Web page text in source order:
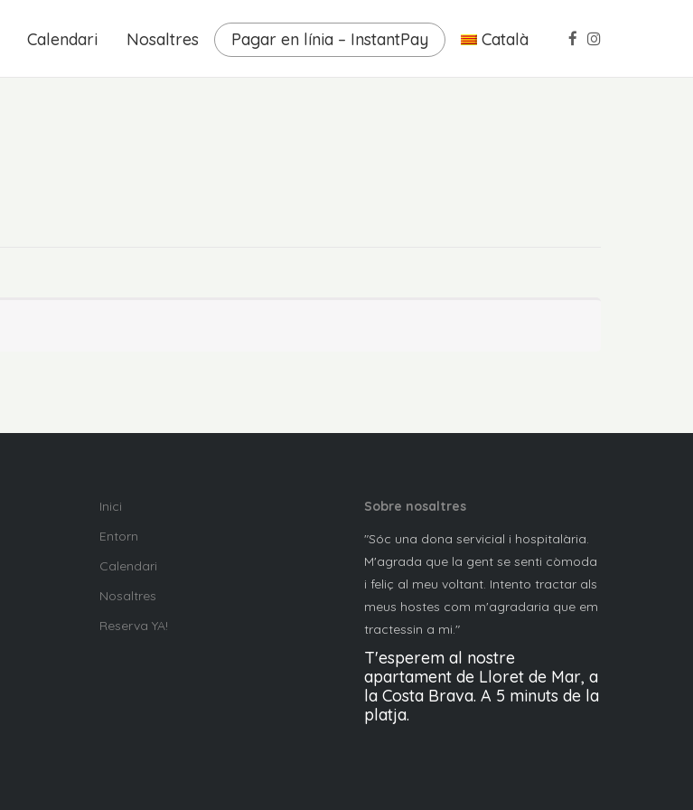
Calendari Nosaltres Pagar en línia – InstantPay Català
Inici
Entorn
Calendari
Nosaltres
Reserva YA!
Sobre nosaltres
"Sóc una dona servicial i hospitalària.
M'agrada que la gent se senti còmoda
i feliç al meu voltant. Intento tractar als
meus hostes com m'agradaria que em
tractessin a mi."
T'esperem al nostre
apartament de Lloret de Mar, a
la Costa Brava. A 5 minuts de la
platja.